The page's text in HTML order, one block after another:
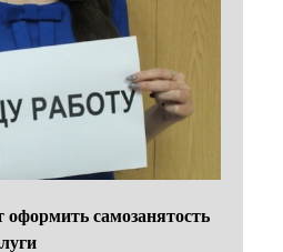
самозанятость